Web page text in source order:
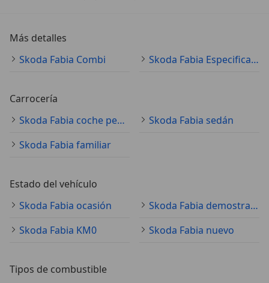
Más detalles
Skoda Fabia Combi
Skoda Fabia Especificaciones técnicas
Carrocería
Skoda Fabia coche pequeño
Skoda Fabia sedán
Skoda Fabia familiar
Estado del vehículo
Skoda Fabia ocasión
Skoda Fabia demostración
Skoda Fabia KM0
Skoda Fabia nuevo
Tipos de combustible